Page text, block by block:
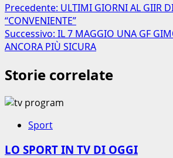
Precedente: ULTIMI GIORNI AL GIIR
“CONVENIENTE”
Successivo: IL 7 MAGGIO UNA GF
ANCORA PIÙ SICURA
Storie correlate
Sport
LO SPORT IN TV DI OGGI